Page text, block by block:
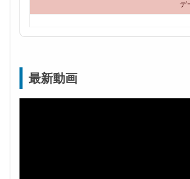
デ
最新動画